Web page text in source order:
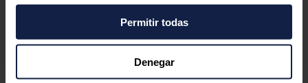
momento desde la Declaración de cookies o clicando en
el Menú de consentimiento.
Si lo permite, también quisiéramos:
Recopilar información sobre su ubicación
Permitir todas
Denegar
04/08/2026